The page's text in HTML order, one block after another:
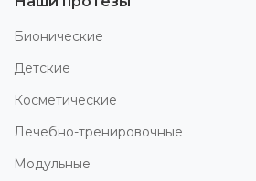
Бионические
Детские
Косметические
Лечебно-тренировочные
Модульные